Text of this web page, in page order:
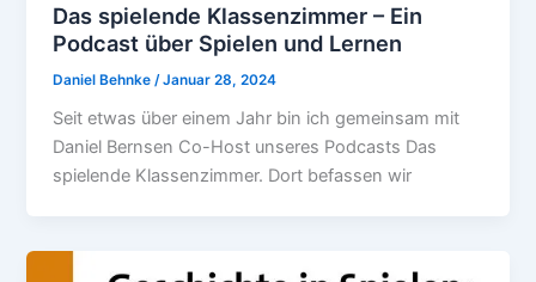
Das spielende Klassenzimmer – Ein
Podcast über Spielen und Lernen
Daniel Behnke /Januar 28, 2024
Seit etwas über einem Jahr bin ich gemeinsam mit
Daniel Bernsen Co-Host unseres Podcasts Das
spielende Klassenzimmer. Dort befassen wir